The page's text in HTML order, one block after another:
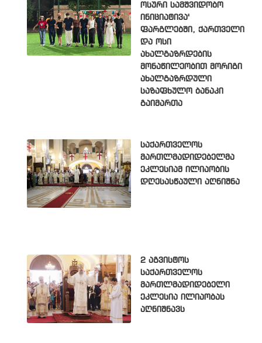
ოსური სამშვიდობო
ინიციატივა'
ფარგლებში, ქართველი
და ოსი
ახალგაზრდების
მონაწილეობით მორიგი
ახალგაზრდული
საზაფხულო ბანაკი
გაიმართა
საქართველოს
მართლმადიდებელმა
ეკლესიამ ილიაობის
დღესასწაული აღნიშნა
2 აგვისტოს
საქართველოს
მართლმადიდებელი
ეკლესია ილიაობას
აღნიშნავს